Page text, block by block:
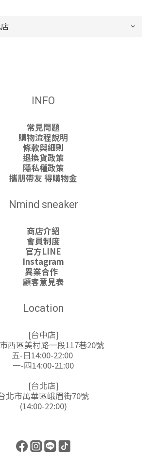
INFO
常見問題
購物流程說明
條款與細則
退換貨政策
隱私權政策
攜朋帶友 得購物金
Nmind sneaker
商店介紹
會員制度
官方LINE
Instagram
異業合作
顧客意見表
Location
[台中店]
西區美村路一段117巷20號
五-日14:00-22:00
一-四14:00-21:00
[台北店]
北市萬華區峨眉街70號
(14:00-22:00)